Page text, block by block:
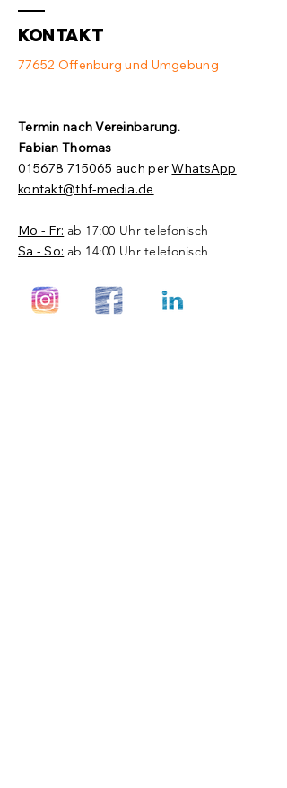
Kontakt
77652 Offenburg und Umgebung
Termin nach Vereinbarung.​
Fabian Thomas
015678 715065 auch perWhatsApp
kontakt@thf-media.de
Mo - Fr: ab 17:00 Uhr telefonisch
Sa - So: ab 14:00 Uhr telefonisch